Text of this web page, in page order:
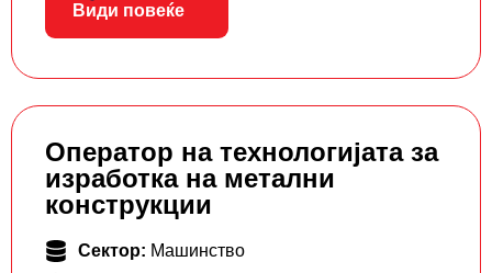
Види повеќе
Оператор на технологијата за
изработка на метални
конструкции
Сектор: Машинство